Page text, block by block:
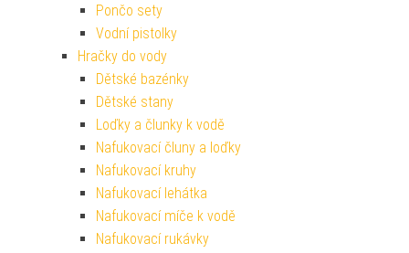
Pončo sety
Vodní pistolky
Hračky do vody
Dětské bazénky
Dětské stany
Loďky a člunky k vodě
Nafukovací čluny a loďky
Nafukovací kruhy
Nafukovací lehátka
Nafukovací míče k vodě
Nafukovací rukávky